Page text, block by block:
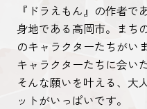
『ドラえもん』の作者
身地である高岡市。まち
のキャラクターたちがい
キャラクターたちに会い
そんな願いを叶える、大
ットがいっぱいです。